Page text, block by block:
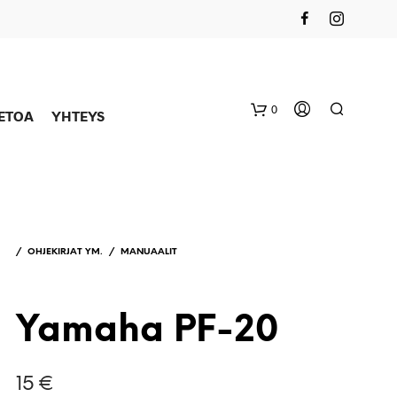
YHTEYS 0
/ OHJEKIRJAT YM. / MANUAALIT
Yamaha PF-20
15 €